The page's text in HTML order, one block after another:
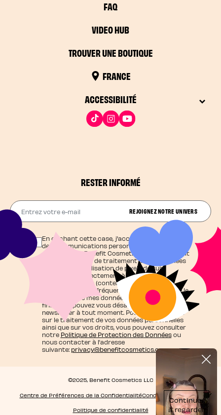
FAQ
VIDEO HUB
TROUVER UNE BOUTIQUE
FRANCE
ACCESSIBILITÉ
RESTER INFORMÉ
Entrez votre e-mail REJOIGNEZ NOTRE UNIVERS
En cochant cette case, j'accepte de recevoir
des communications personnalisées et
exclusives de Benefit Cosmetics qui agit en tant
que responsable de traitement de vos données
et j'autorise l'utilisation de pixels de suivi
contribuant directement à cette
personnalisation (contenu adapté à mes
centres d'intérêt, fréquence d'envoi), ainsi que le
traitement de mes données personnelles à ces
fins. Vous pouvez vous désabonner de la
newsletter à tout moment. Pour en savoir plus
sur le traitement de vos données personnelles
ainsi que sur vos droits, vous pouvez consulter
notre Politique de Protection des Donnéesou
nous contacter à l’adresse
suivante: privacy@benefitcosmetics.com
©2025, Benefit Cosmetics LLC
Centre de Préférences de la ConfidentialitéConditions générales
Politique de confidentialité